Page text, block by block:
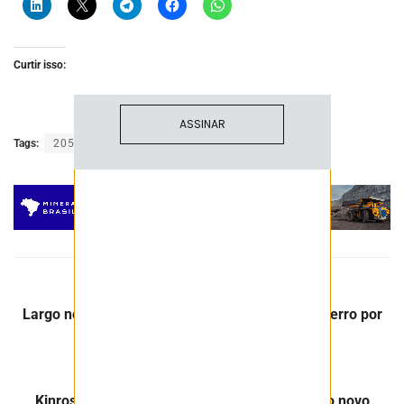
Curtir isso:
Tags: 2050 economia mineração
Largo negocia venda de calcina de minério de ferro por
notíciase inovações do setor mineral
ASSINAR